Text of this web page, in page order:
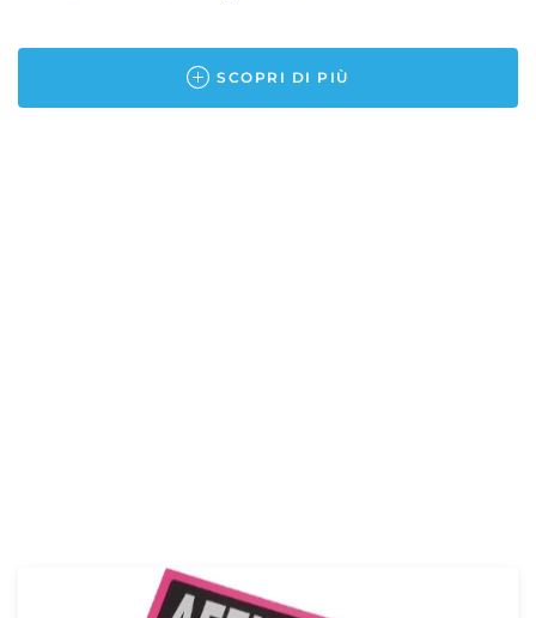
SCOPRI DI PIÙ